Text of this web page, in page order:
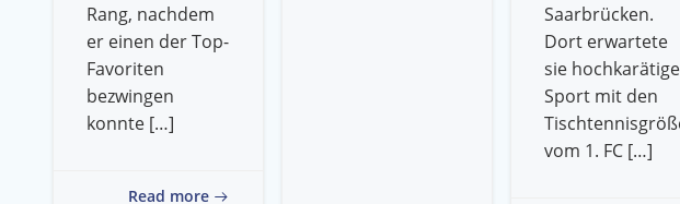
Rang, nachdem
er einen der Top-
Favoriten
bezwingen
konnte […]
Read more
Saarbrücken.
Dort erwartete
sie
Sport mit den
vom 1. FC […]